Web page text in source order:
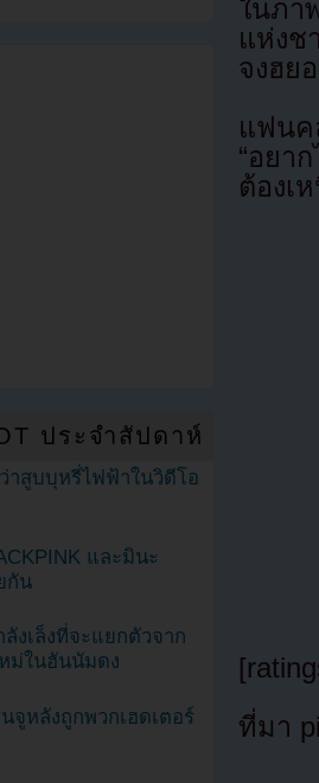
ในภา
แห่งช
จงฮย
แฟนค
“อยา
ต้องเ
ที่มา
ประจำสัปดาห์
าสูบบุหรี่ไฟฟ้าในวิดีโอ
และมินะ
กัน
งเล็งที่จะแยกตัวจาก
ม่ในฮันนัมดง
จูหลังถูกพวกเฮดเตอร์